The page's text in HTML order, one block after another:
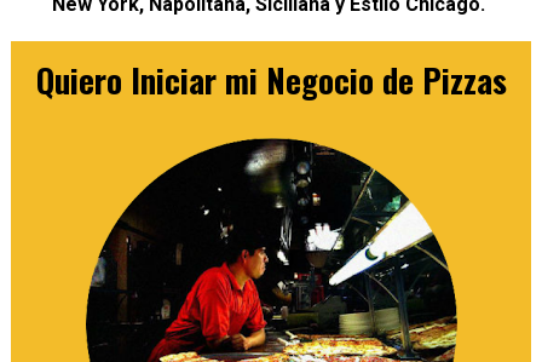
Quiero Iniciar mi Negocio de Pizzas